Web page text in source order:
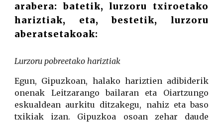
arabera: batetik, lurzoru txiroetako
hariztiak, eta, bestetik, lurzoru
aberatsetakoak:
Lurzoru pobreetako hariztiak
Egun, Gipuzkoan, halako hariztien adibiderik
onenak Leitzarango bailaran eta Oiartzungo
eskualdean aurkitu ditzakegu, nahiz eta baso
txikiak izan. Gipuzkoa osoan zehar daude